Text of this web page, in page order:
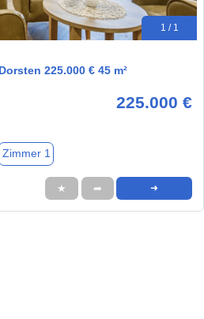
1 / 1
225.000 € 45 m²
225.000 €
Zimmer 1
★ ➦ ➜